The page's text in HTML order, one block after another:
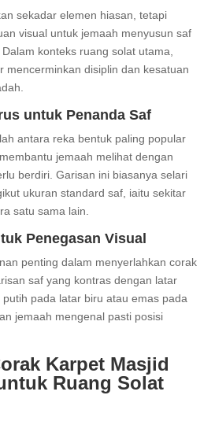
sekadar elemen hiasan, tetapi
visual untuk jemaah menyusun saf
konteks ruang solat utama,
mencerminkan disiplin dan kesatuan
untuk Penanda Saf
antara reka bentuk paling popular
jemaah melihat dengan
berdiri. Garisan ini biasanya selari
ukuran standard saf, iaitu sekitar
satu sama lain.
Penegasan Visual
penting dalam menyerlahkan corak
saf yang kontras dengan latar
pada latar biru atau emas pada
jemaah mengenal pasti posisi
Karpet Masjid
Ruang Solat